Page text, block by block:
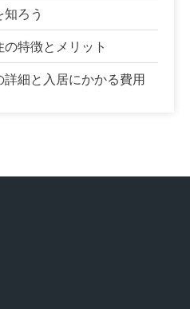
ろう
特徴とメリット
細と入居にかかる費用